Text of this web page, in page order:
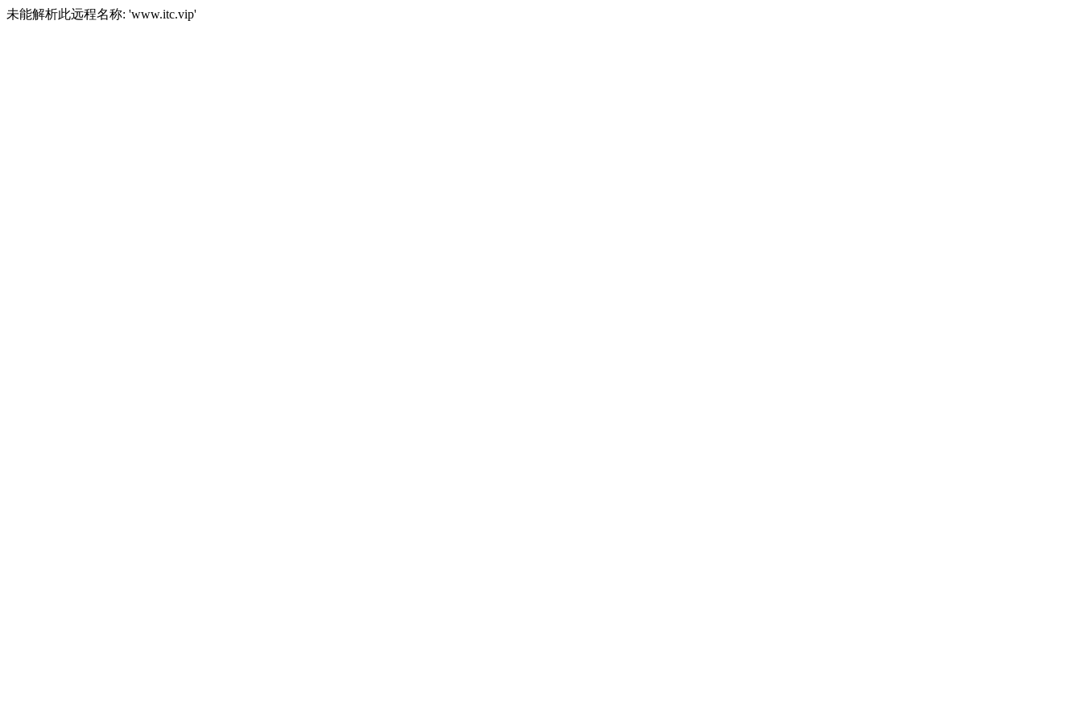
未能解析此远程名称: 'www.itc.vip'